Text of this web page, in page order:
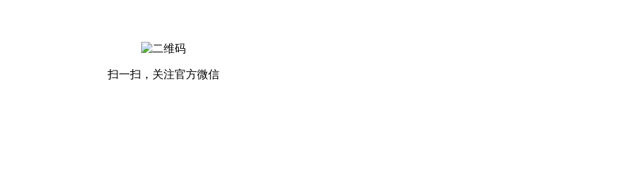
扫一扫，关注官方微信